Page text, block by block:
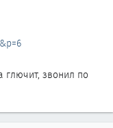
глючит, звонил по